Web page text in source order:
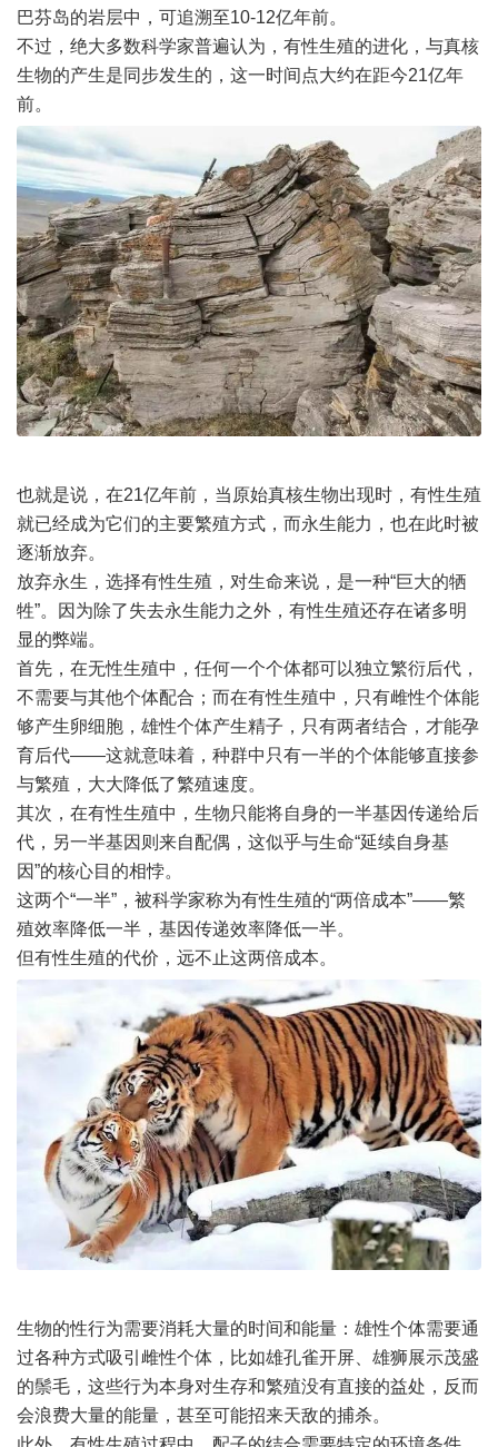
巴芬岛的岩层中，可追溯至10-12亿年前。
不过，绝大多数科学家普遍认为，有性生殖的进化，与真核
生物的产生是同步发生的，这一时间点大约在距今21亿年
前。
也就是说，在21亿年前，当原始真核生物出现时，有性生殖
就已经成为它们的主要繁殖方式，而永生能力，也在此时被
逐渐放弃。
放弃永生，选择有性生殖，对生命来说，是一种“巨大的牺
牲”。因为除了失去永生能力之外，有性生殖还存在诸多明
显的弊端。
首先，在无性生殖中，任何一个个体都可以独立繁衍后代，
不需要与其他个体配合；而在有性生殖中，只有雌性个体能
够产生卵细胞，雄性个体产生精子，只有两者结合，才能孕
育后代——这就意味着，种群中只有一半的个体能够直接参
与繁殖，大大降低了繁殖速度。
其次，在有性生殖中，生物只能将自身的一半基因传递给后
代，另一半基因则来自配偶，这似乎与生命“延续自身基
因”的核心目的相悖。
这两个“一半”，被科学家称为有性生殖的“两倍成本”——繁
殖效率降低一半，基因传递效率降低一半。
但有性生殖的代价，远不止这两倍成本。
生物的性行为需要消耗大量的时间和能量：雄性个体需要通
过各种方式吸引雌性个体，比如雄孔雀开屏、雄狮展示茂盛
的鬃毛，这些行为本身对生存和繁殖没有直接的益处，反而
会浪费大量的能量，甚至可能招来天敌的捕杀。